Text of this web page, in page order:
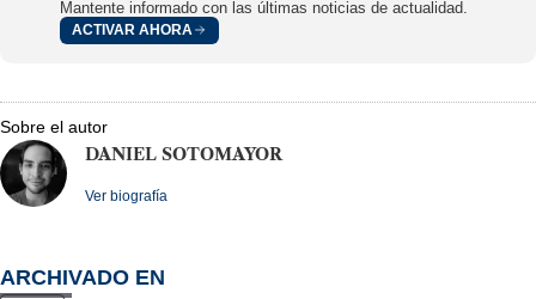
Mantente informado con las últimas noticias de actualidad.
ACTIVAR AHORA
Sobre el autor
DANIEL SOTOMAYOR
Ver biografía
ARCHIVADO EN